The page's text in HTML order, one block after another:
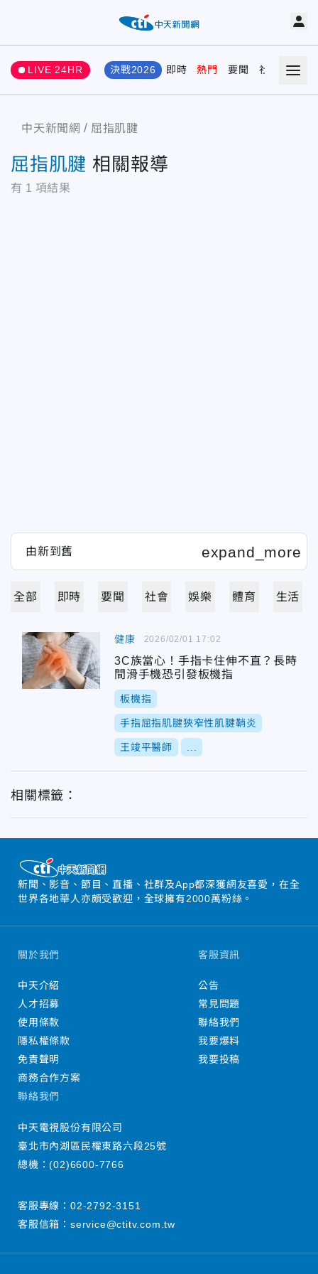
LIVE 24HR 決戰2026 即時 熱門 要聞 社會 娛樂
中天新聞網 屈指肌腱
屈指肌腱 相關報導
有 1 項結果
全部 即時 要聞 社會 娛樂 體育 生活
健康
3C族當心！手指卡住伸不直？長時
間滑手機恐引發板機指
板機指
手指屈指肌腱狹窄性肌腱鞘炎
王竣平醫師
2026/02/01 17:02
相關標籤：
新聞、影音、節目、直播、社群及App都深獲網友喜愛，在全
世界各地華人亦頗受歡迎，全球擁有2000萬粉絲。
關於我們
中天介紹
人才招募
使用條款
隱私權條款
免責聲明
商務合作方案
客服資訊
公告
常見問題
聯絡我們
我要爆料
我要投稿
聯絡我們
中天電視股份有限公司
臺北市內湖區民權東路六段25號
總機：(02)6600-7766
客服專線： 02-2792-3151
客服信箱： service@ctitv.com.tw